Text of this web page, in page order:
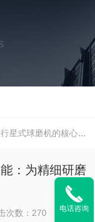
机的核心功能：为精细研磨按下“加速键”
：为精细研磨
次数：270 电话咨询